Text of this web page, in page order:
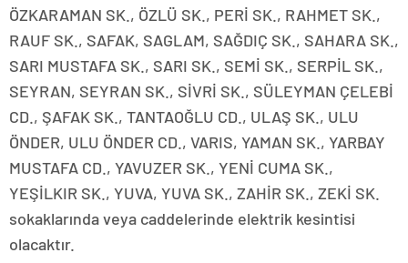
ÖZKARAMAN SK., ÖZLÜ SK., PERİ SK., RAHMET SK.,
RAUF SK., SAFAK, SAGLAM, SAĞDIÇ SK., SAHARA SK.,
SARI MUSTAFA SK., SARI SK., SEMİ SK., SERPİL SK.,
SEYRAN, SEYRAN SK., SİVRİ SK., SÜLEYMAN ÇELEBİ
CD., ŞAFAK SK., TANTAOĞLU CD., ULAŞ SK., ULU
ÖNDER, ULU ÖNDER CD., VARIS, YAMAN SK., YARBAY
MUSTAFA CD., YAVUZER SK., YENİ CUMA SK.,
YEŞİLKIR SK., YUVA, YUVA SK., ZAHİR SK., ZEKİ SK.
sokaklarında veya caddelerinde elektrik kesintisi
olacaktır.